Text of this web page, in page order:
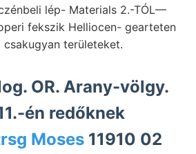
lép- Materials 2.-TÓL—
fekszik Helliocen- gearteten
területeket.
OR. Arany-völgy.
én redőknek
Moses 11910 02